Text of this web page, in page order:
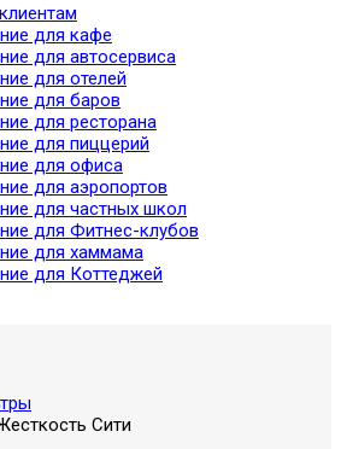
для кафе
для автосервиса
для отелей
для баров
для ресторана
для пиццерий
для офиса
для аэропортов
для частных школ
для Фитнес-клубов
для хаммама
для Коттеджей
Сити